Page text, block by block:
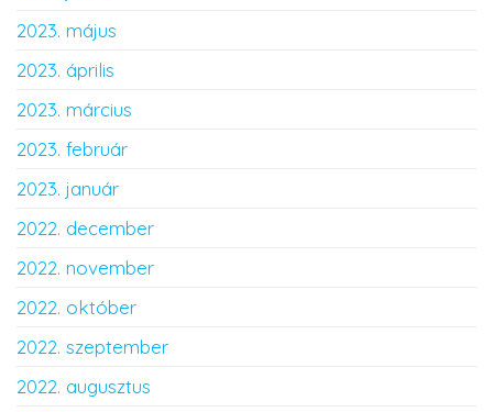
2023. május
2023. április
2023. március
2023. február
2023. január
2022. december
2022. november
2022. október
2022. szeptember
2022. augusztus